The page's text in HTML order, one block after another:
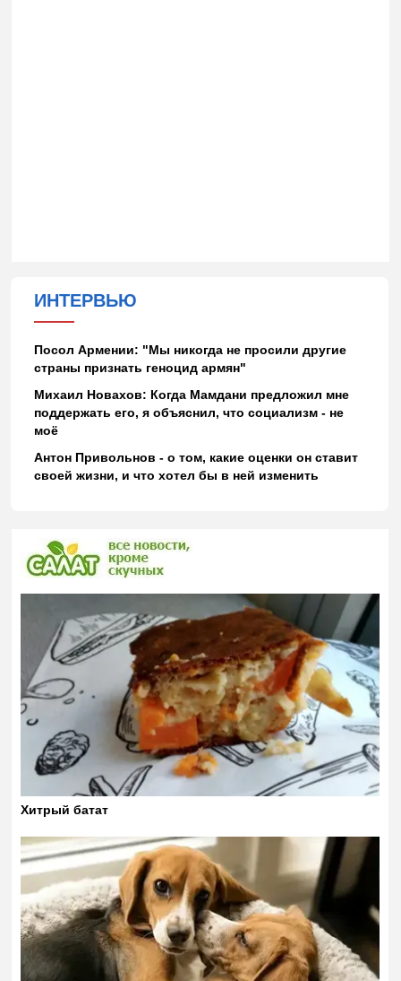
ИНТЕРВЬЮ
Посол Армении: "Мы никогда не просили другие
страны признать геноцид армян"
Михаил Новахов: Когда Мамдани предложил мне
поддержать его, я объяснил, что социализм - не
моё
Антон Привольнов - о том, какие оценки он ставит
своей жизни, и что хотел бы в ней изменить